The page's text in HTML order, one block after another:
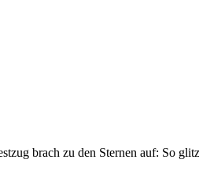
brach zu den Sternen auf: So